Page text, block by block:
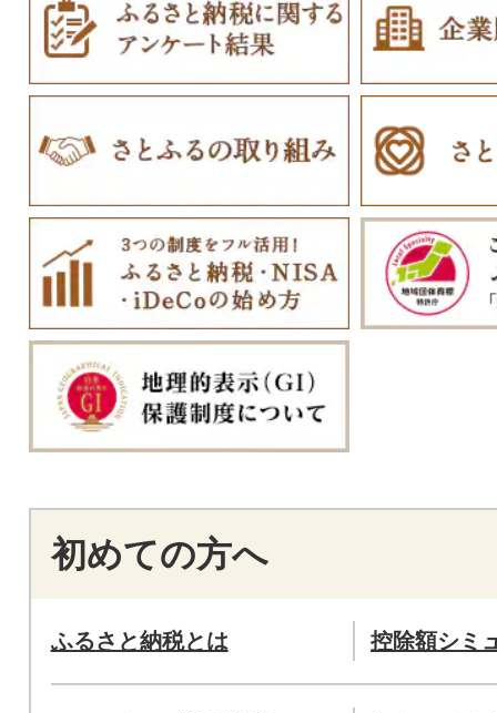
初めての方へ
ふるさと納税とは 控除額シミ